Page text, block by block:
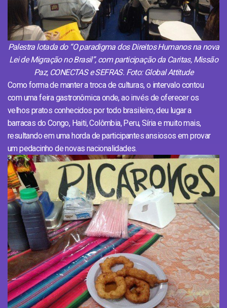
Palestra lotada do “O paradigma dos Direitos Humanos na nova
Lei de Migração no Brasil”, com participação da Caritas, Missão
Paz, CONECTAS e SEFRAS. Foto: Global Attitude
Como forma de manter a troca de culturas, o intervalo contou
com uma feira gastronômica onde, ao invés de oferecer os
velhos pratos conhecidos por todo brasileiro, deu lugar a
barracas do Congo, Haiti, Colômbia, Peru, Síria e muito mais,
resultando em uma horda de participantes ansiosos em provar
um pedacinho de novas nacionalidades.